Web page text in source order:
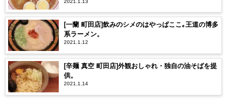
[一蘭 町田店]飲みのシメのはやっぱここ｡王道の博多
系ラーメン。
2021.1.12
[辛麺 真空 町田店]外観おしゃれ・独自の油そばを提
供。
2021.1.14